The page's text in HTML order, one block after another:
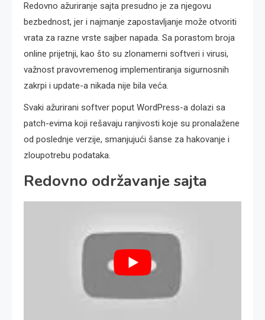
Redovno ažuriranje sajta presudno je za njegovu
bezbednost, jer i najmanje zapostavljanje može otvoriti
vrata za razne vrste sajber napada. Sa porastom broja
online prijetnji, kao što su zlonamerni softveri i virusi,
važnost pravovremenog implementiranja sigurnosnih
zakrpi i update-a nikada nije bila veća.
Svaki ažurirani softver poput WordPress-a dolazi sa
patch-evima koji rešavaju ranjivosti koje su pronalažene
od poslednje verzije, smanjujući šanse za hakovanje i
zloupotrebu podataka.
Redovno održavanje sajta